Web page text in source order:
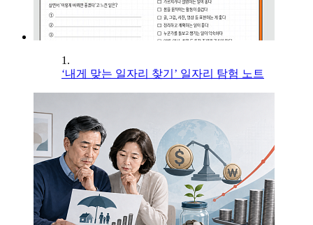
1.
‘내게 맞는 일자리 찾기’ 일자리 탐험 노트